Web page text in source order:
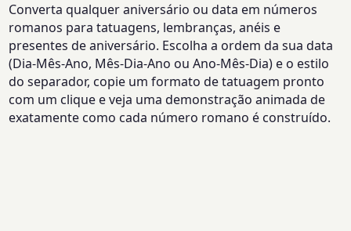
Converta qualquer aniversário ou data em números
romanos para tatuagens, lembranças, anéis e
presentes de aniversário. Escolha a ordem da sua data
(Dia-Mês-Ano, Mês-Dia-Ano ou Ano-Mês-Dia) e o estilo
do separador, copie um formato de tatuagem pronto
com um clique e veja uma demonstração animada de
exatamente como cada número romano é construído.